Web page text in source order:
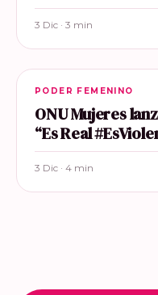
3 Dic · 3 min
PODER FEMENINO
ONU Mujeres
“Es Real
3 Dic · 4 min